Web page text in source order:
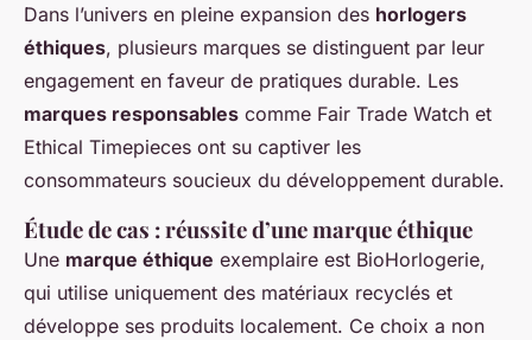
Dans l’univers en pleine expansion des horlogers
éthiques, plusieurs marques se distinguent par leur
engagement en faveur de pratiques durable. Les
marques responsables comme Fair Trade Watch et
Ethical Timepieces ont su captiver les
consommateurs soucieux du développement durable.
Étude de cas : réussite d’une marque éthique
Une marque éthique exemplaire est BioHorlogerie,
qui utilise uniquement des matériaux recyclés et
développe ses produits localement. Ce choix a non